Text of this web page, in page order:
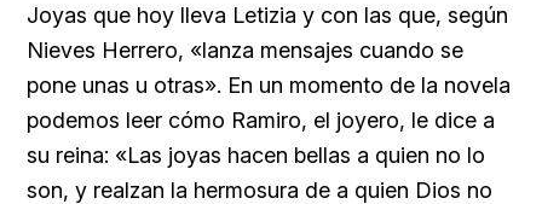
Joyas que hoy lleva Letizia y con las que, según
Nieves Herrero, «lanza mensajes cuando se
pone unas u otras». En un momento de la novela
podemos leer cómo Ramiro, el joyero, le dice a
su reina: «Las joyas hacen bellas a quien no lo
son, y realzan la hermosura de a quien Dios no